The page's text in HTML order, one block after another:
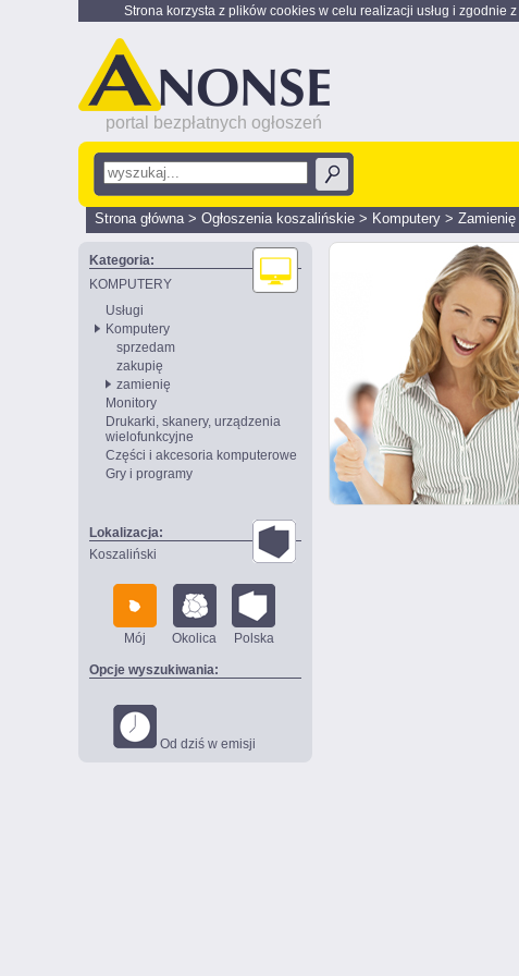
Strona korzysta z plików cookies w celu realizacji usług i zgodnie z
portal bezpłatnych ogłoszeń
Strona główna> Ogłoszenia koszalińskie > Komputery > Zamienię
Kategoria:
KOMPUTERY
Usługi
Komputery
sprzedam
zakupię
zamienię
Monitory
Drukarki, skanery, urządzenia
wielofunkcyjne
Części i akcesoria komputerowe
Gry i programy
Lokalizacja:
Koszaliński
Mój Okolica Polska
Opcje wyszukiwania:
Od dziś w emisji